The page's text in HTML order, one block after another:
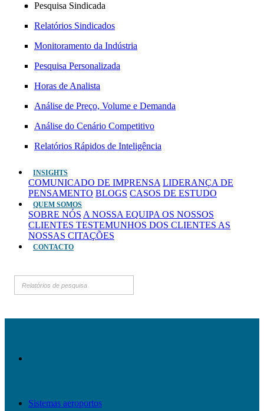
Pesquisa Sindicada
Relatórios Sindicados
Monitoramento da Indústria
Pesquisa Personalizada
Horas de Analista
Análise de Preço, Volume e Demanda
Análise do Cenário Competitivo
Relatórios Rápidos de Inteligência
INSIGHTS
COMUNICADO DE IMPRENSA LIDERANÇA DE
PENSAMENTO BLOGS CASOS DE ESTUDO
QUEM SOMOS
SOBRE NÓS A NOSSA EQUIPA OS NOSSOS
CLIENTES TESTEMUNHOS DOS CLIENTES AS
NOSSAS CITAÇÕES
CONTACTO
Sistemas aeroportos